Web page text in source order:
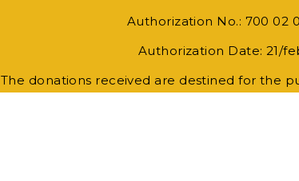
Authorization No.: 700 02
Authorization Date: 21/
The donations received are destined for the